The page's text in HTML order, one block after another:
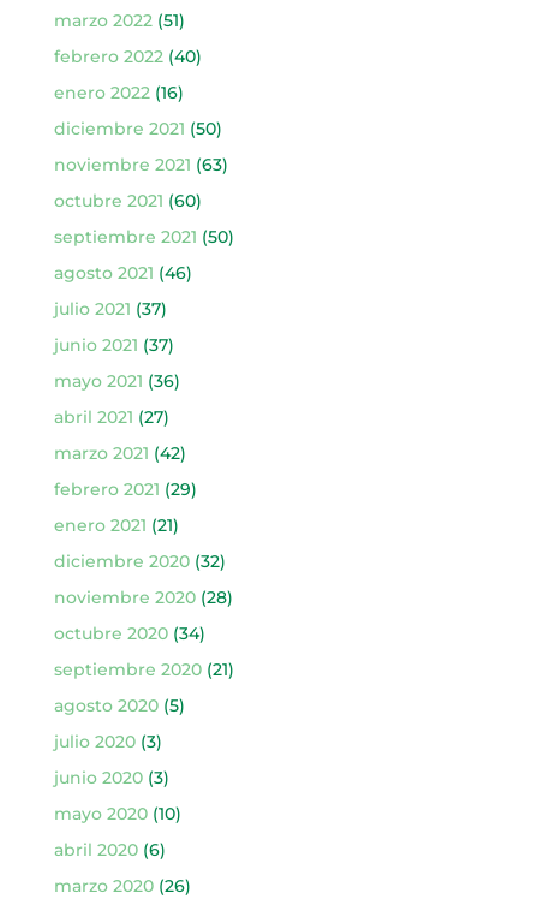
marzo 2022(51)
febrero 2022(40)
enero 2022(16)
diciembre 2021 (50)
noviembre 2021 (63)
octubre 2021 (60)
septiembre 2021 (50)
agosto 2021 (46)
julio 2021 (37)
junio 2021 (37)
mayo 2021 (36)
abril 2021 (27)
marzo 2021 (42)
febrero 2021 (29)
enero 2021 (21)
diciembre 2020(32)
noviembre 2020(28)
octubre 2020(34)
septiembre 2020(21)
agosto 2020(5)
julio 2020(3)
junio 2020(3)
mayo 2020(10)
abril 2020(6)
marzo 2020(26)